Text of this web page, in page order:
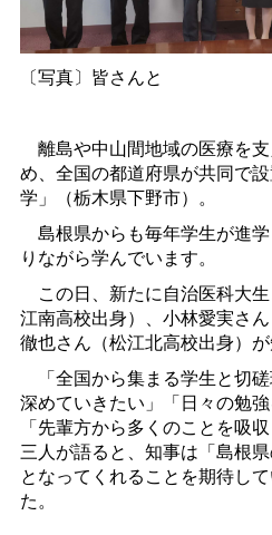
〔写真〕皆さんと
離島や中山間地域の医療を
め、全国の都道府県が共同で
学」（栃木県下野市）。
島根県からも毎年学生が進
りながら学んでいます。
この日、新たに自治医科大
江南高校出身）、小林愛実さ
徹也さん（松江北高校出身）が
「全国から集まる学生と切
深めていきたい」「日々の勉
「先輩方から多くのことを吸
三人が語ると、知事は「島根
となってくれることを期待し
た。